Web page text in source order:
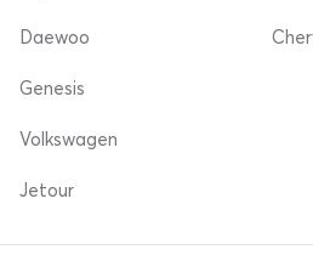
Daewoo
Genesis
Volkswagen
Jetour